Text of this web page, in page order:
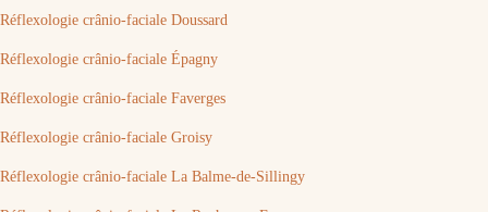
Réflexologie crânio-faciale Doussard
Réflexologie crânio-faciale Épagny
Réflexologie crânio-faciale Faverges
Réflexologie crânio-faciale Groisy
Réflexologie crânio-faciale La Balme-de-Sillingy